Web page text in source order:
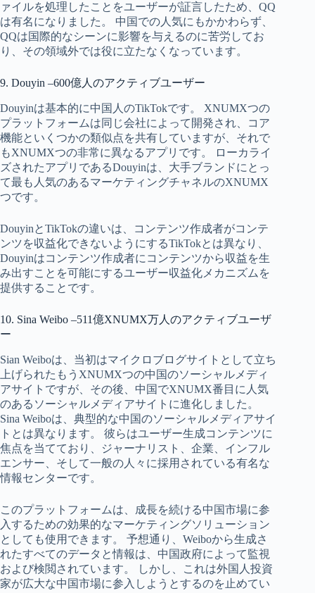
ァイルを処理したことをユーザーが証言したため、QQ
は有名になりました。 中国での人気にもかかわらず、
QQは国際的なシーンに影響を与えるのに苦労してお
り、その領域外では役に立たなくなっています。
9. Douyin –600億人のアクティブユーザー
Douyinは基本的に中国人のTikTokです。 XNUMXつの
プラットフォームは同じ会社によって開発され、コア
機能といくつかの類似点を共有していますが、それで
もXNUMXつの非常に異なるアプリです。 ローカライ
ズされたアプリであるDouyinは、大手ブランドにとっ
て最も人気のあるマーケティングチャネルのXNUMX
つです。
DouyinとTikTokの違いは、コンテンツ作成者がコンテ
ンツを収益化できないようにするTikTokとは異なり、
Douyinはコンテンツ作成者にコンテンツから収益を生
み出すことを可能にするユーザー収益化メカニズムを
提供することです。
10. Sina Weibo –511億XNUMX万人のアクティブユーザ
ー
Sian Weiboは、当初はマイクロブログサイトとして立ち
上げられたもうXNUMXつの中国のソーシャルメディ
アサイトですが、その後、中国でXNUMX番目に人気
のあるソーシャルメディアサイトに進化しました。
Sina Weiboは、典型的な中国のソーシャルメディアサイ
トとは異なります。 彼らはユーザー生成コンテンツに
焦点を当てており、ジャーナリスト、企業、インフル
エンサー、そして一般の人々に採用されている有名な
情報センターです。
このプラットフォームは、成長を続ける中国市場に参
入するための効果的なマーケティングソリューション
としても使用できます。 予想通り、Weiboから生成さ
れたすべてのデータと情報は、中国政府によって監視
および検閲されています。 しかし、これは外国人投資
家が広大な中国市場に参入しようとするのを止めてい